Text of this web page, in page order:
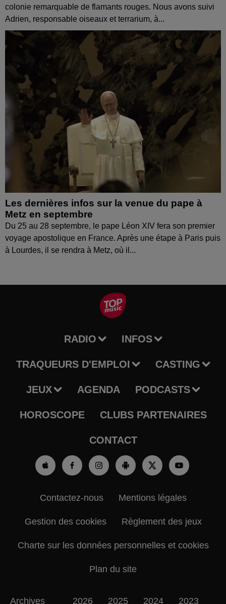
colonie remarquable de flamants rouges. Nous avons suivi
Adrien, responsable oiseaux et terrarium, à...
Les dernières infos sur la venue du pape à
Metz en septembre
Du 25 au 28 septembre, le pape Léon XIV fera son premier
voyage apostolique en France. Après une étape à Paris puis
à Lourdes, il se rendra à Metz, où il...
RADIO INFOS
TRAQUEURS D'EMPLOI CASTING
JEUX AGENDA PODCASTS
HOROSCOPE CLUBS PARTENAIRES
CONTACT
Contactez-nous Mentions légales
Gestion des cookies Règlement des jeux
Charte sur les données personnelles et cookies
Plan du site
Archives 2026 2025 2024 2023